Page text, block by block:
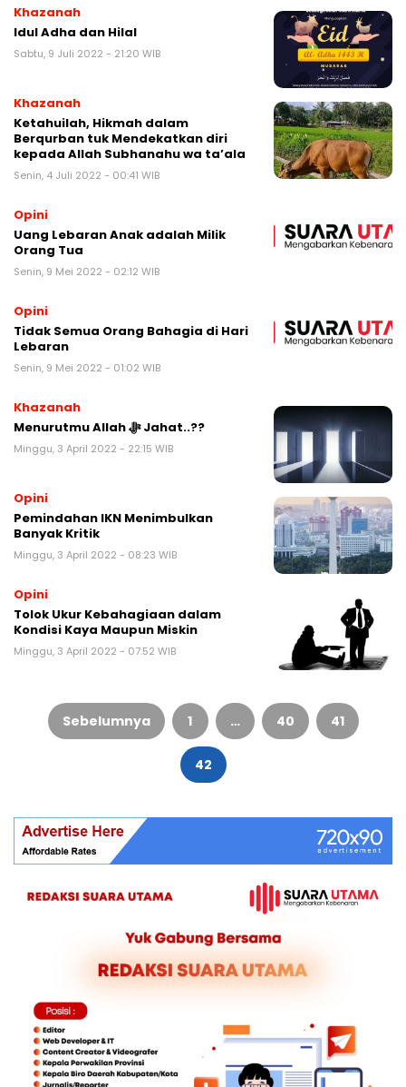
Khazanah
Idul Adha dan Hilal
Sabtu, 9 Juli 2022 - 21:20 WIB
Khazanah
Ketahuilah, Hikmah dalam
Berqurban tuk Mendekatkan diri
kepada Allah Subhanahu wa ta’ala
Senin, 4 Juli 2022 - 00:41 WIB
Opini
Uang Lebaran Anak adalah Milik
Orang Tua
Senin, 9 Mei 2022 - 02:12 WIB
Opini
Tidak Semua Orang Bahagia di Hari
Lebaran
Senin, 9 Mei 2022 - 01:02 WIB
Khazanah
Menurutmu Allah ﷻ Jahat..??
Minggu, 3 April 2022 - 22:15 WIB
Opini
Pemindahan IKN Menimbulkan
Banyak Kritik
Minggu, 3 April 2022 - 08:23 WIB
Opini
Tolok Ukur Kebahagiaan dalam
Kondisi Kaya Maupun Miskin
Minggu, 3 April 2022 - 07:52 WIB
Paginasi
posSebelumnya 1 … 40 41
42